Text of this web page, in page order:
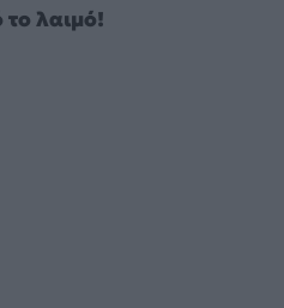
λαιμό!